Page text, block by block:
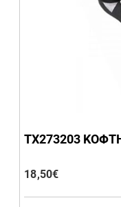
ΤΧ273203
18,50€